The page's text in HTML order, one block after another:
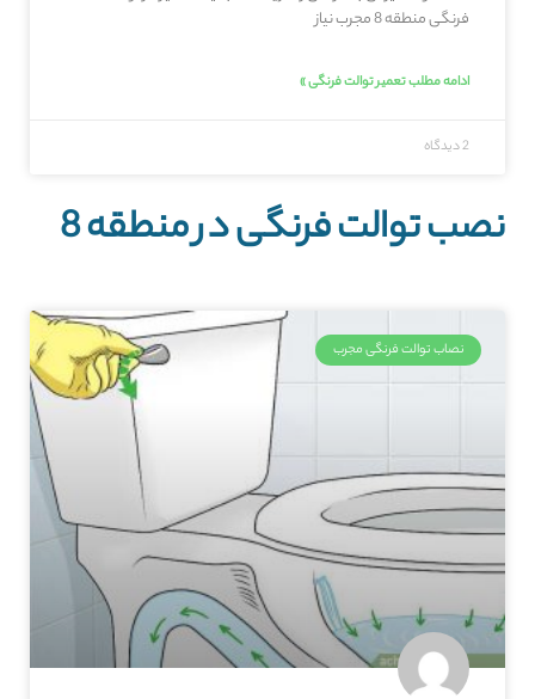
فرنگی منطقه 8 مجرب نیاز
ادامه مطلب تعمیر توالت فرنگی »
2 دیدگاه
نصب توالت فرنگی در منطقه 8
نصاب توالت فرنگی مجرب